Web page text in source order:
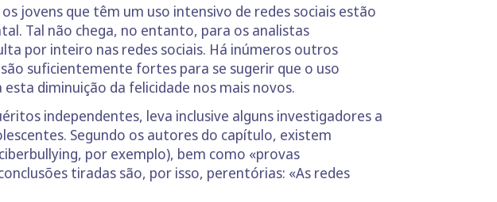
jovens que têm um uso intensivo de redes sociais estão
Tal não chega, no entanto, para os analistas
por inteiro nas redes sociais. Há inúmeros outros
suficientemente fortes para se sugerir que o uso
diminuição da felicidade nos mais novos.
independentes, leva inclusive alguns investigadores a
Segundo os autores do capítulo, existem
por exemplo), bem como «provas
tiradas são, por isso, perentórias: «As redes